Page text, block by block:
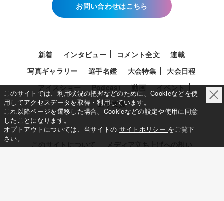
お問い合わせはこちら
新着 インタビュー コメント全文
連載
写真ギャラリー
選手名鑑 大会特集
大会日程
アイスショー
Podcast 動画
イベント
選手支援
このサイトでは、利用状況の把握などのために、Cookieなどを使
用してアクセスデータを取得・利用しています。
これ以降ページを遷移した場合、Cookieなどの設定や使用に同意
したことになります。
オプトアウトについては、当サイトの サイトポリシー をご覧下
さい。